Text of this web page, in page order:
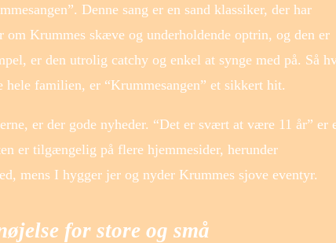
Denne sang er en sand klassiker, der har
om Krummes skæve og underholdende optrin, og den er
er den utrolig catchy og enkel at synge med på. Så
familien, er “Krummesangen” et sikkert hit.
er der gode nyheder. “Det er svært at være 11 år” er
er tilgængelig på flere hjemmesider, herunder
mens I hygger jer og nyder Krummes sjove eventyr.
for store og små